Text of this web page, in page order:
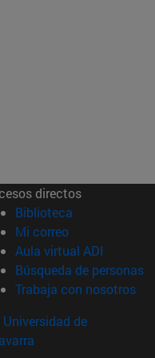
directos
Biblioteca (abre en
Mi correo(abre en nueva
Aula virtual ADI (abre
Búsqueda de personas
Trabaja con nosotros
de